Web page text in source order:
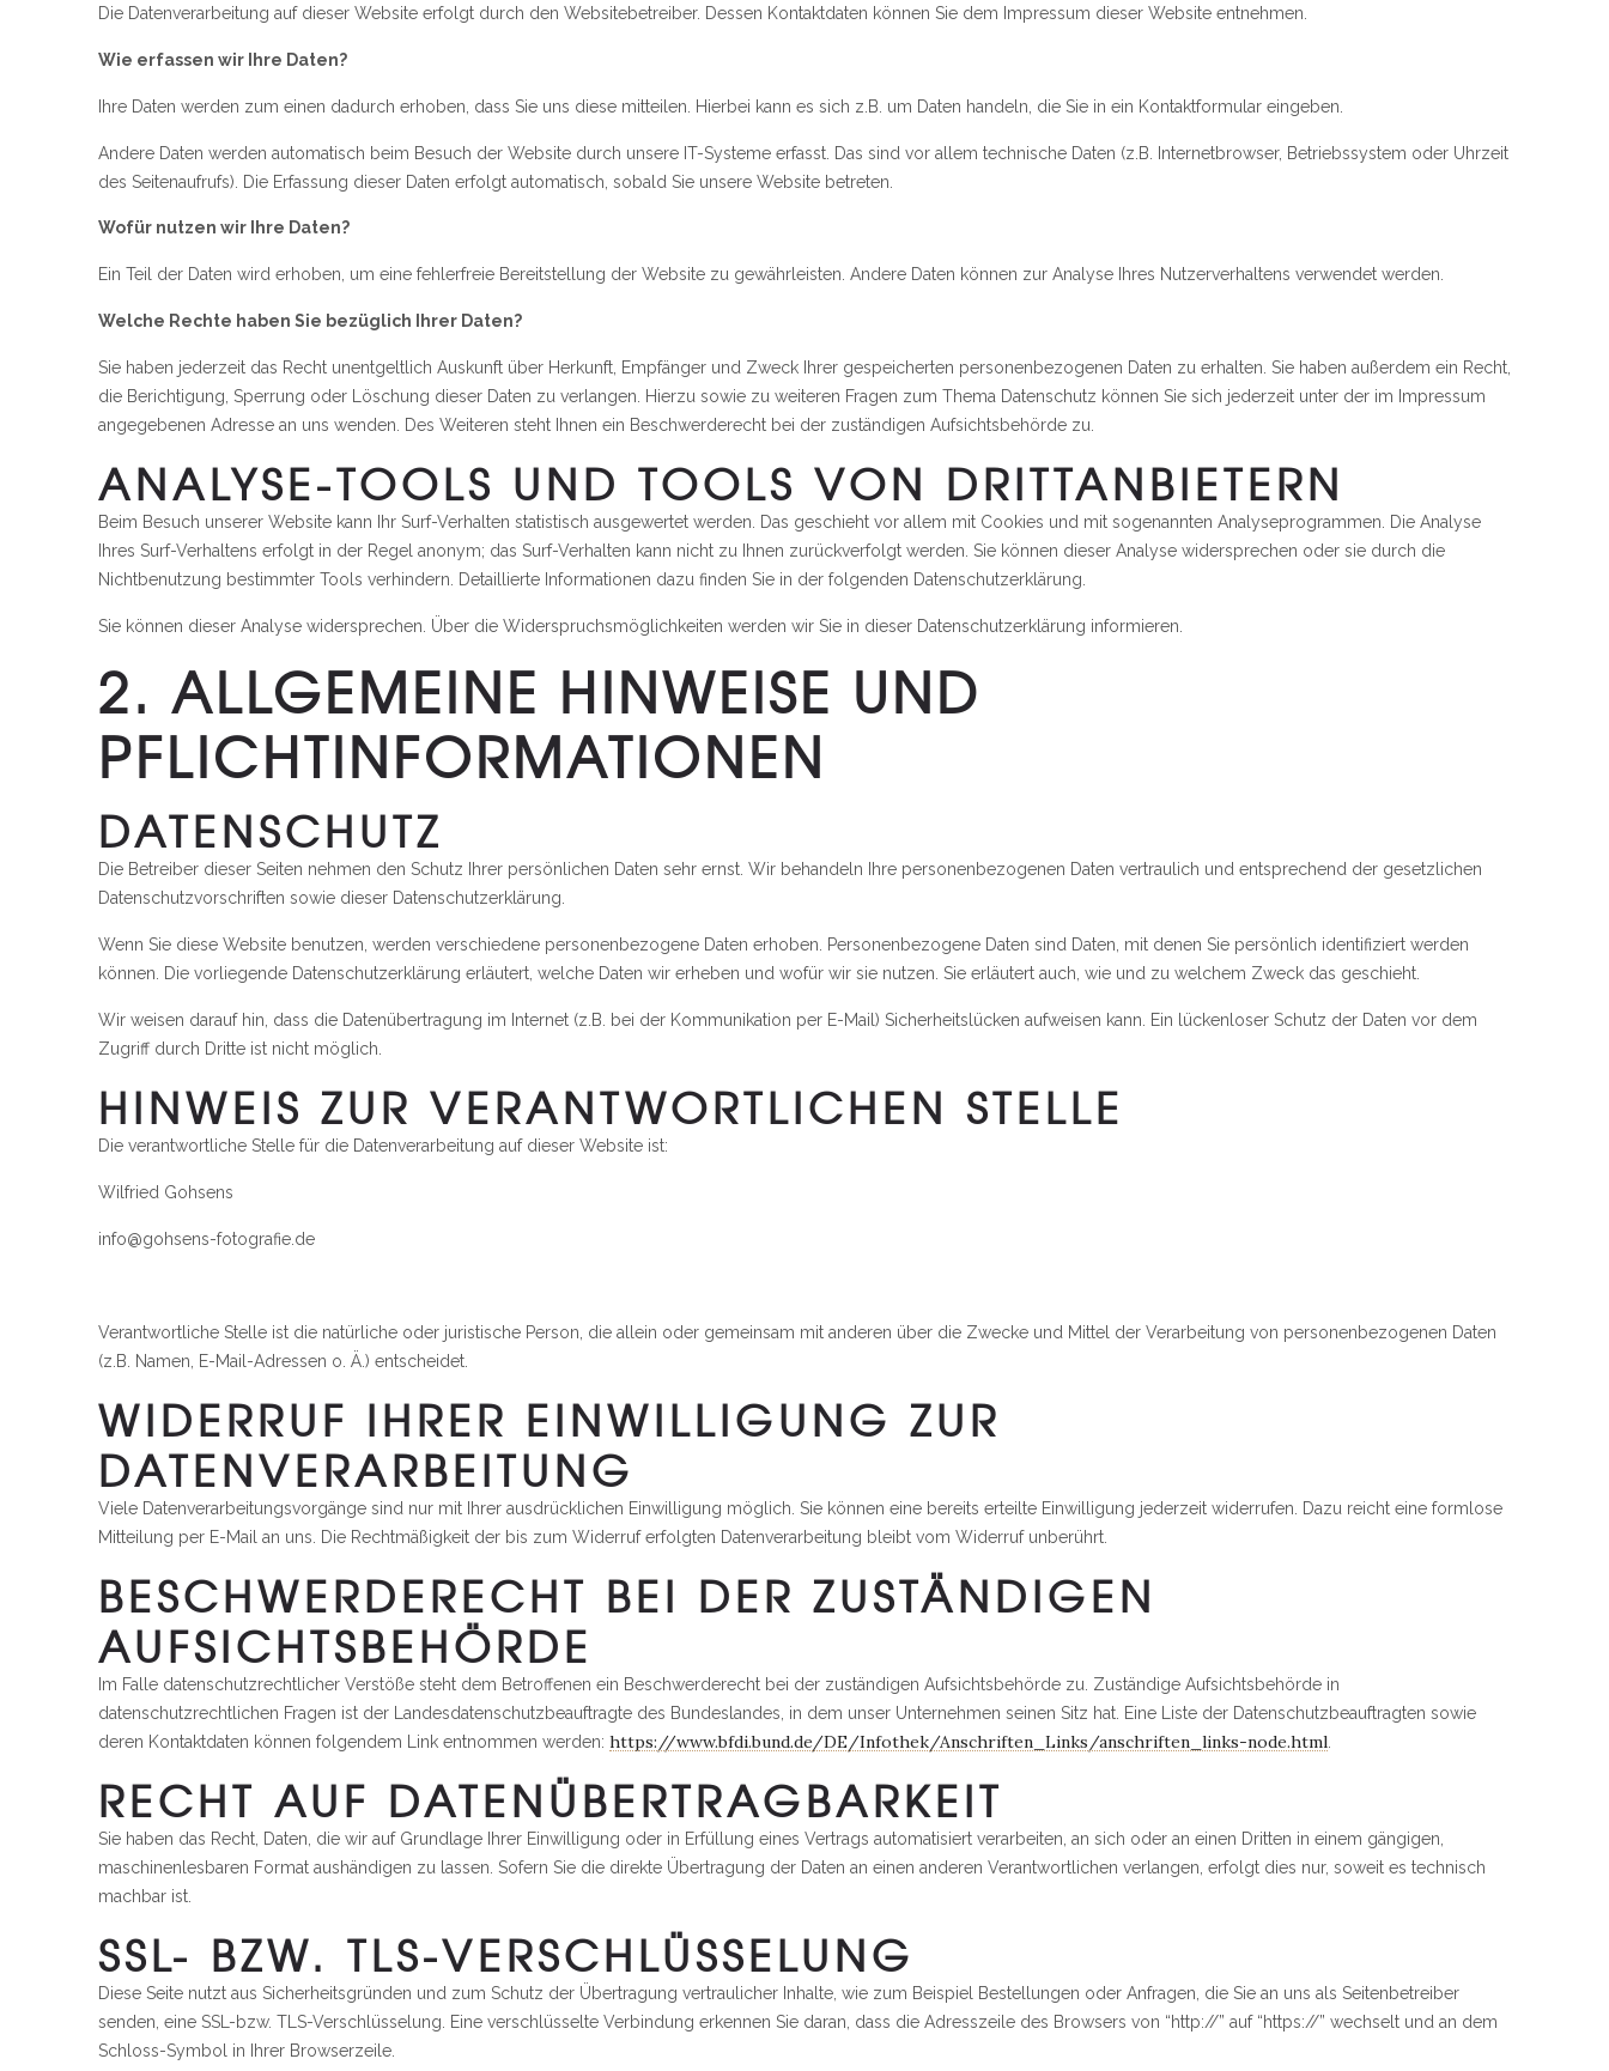
Die Datenverarbeitung auf dieser Website erfolgt durch den Websitebetreiber. Dessen Kontaktdaten können Sie dem Impressum dieser Website entnehmen.
Wie erfassen wir Ihre Daten?
Ihre Daten werden zum einen dadurch erhoben, dass Sie uns diese mitteilen. Hierbei kann es sich z.B. um Daten handeln, die Sie in ein Kontaktformular eingeben.
Andere Daten werden automatisch beim Besuch der Website durch unsere IT-Systeme erfasst. Das sind vor allem technische Daten (z.B. Internetbrowser, Betriebssystem oder Uhrzeit
des Seitenaufrufs). Die Erfassung dieser Daten erfolgt automatisch, sobald Sie unsere Website betreten.
Wofür nutzen wir Ihre Daten?
Ein Teil der Daten wird erhoben, um eine fehlerfreie Bereitstellung der Website zu gewährleisten. Andere Daten können zur Analyse Ihres Nutzerverhaltens verwendet werden.
Welche Rechte haben Sie bezüglich Ihrer Daten?
Sie haben jederzeit das Recht unentgeltlich Auskunft über Herkunft, Empfänger und Zweck Ihrer gespeicherten personenbezogenen Daten zu erhalten. Sie haben außerdem ein Recht,
die Berichtigung, Sperrung oder Löschung dieser Daten zu verlangen. Hierzu sowie zu weiteren Fragen zum Thema Datenschutz können Sie sich jederzeit unter der im Impressum
angegebenen Adresse an uns wenden. Des Weiteren steht Ihnen ein Beschwerderecht bei der zuständigen Aufsichtsbehörde zu.
ANALYSE-TOOLS UND TOOLS VON DRITTANBIETERN
Beim Besuch unserer Website kann Ihr Surf-Verhalten statistisch ausgewertet werden. Das geschieht vor allem mit Cookies und mit sogenannten Analyseprogrammen. Die Analyse
Ihres Surf-Verhaltens erfolgt in der Regel anonym; das Surf-Verhalten kann nicht zu Ihnen zurückverfolgt werden. Sie können dieser Analyse widersprechen oder sie durch die
Nichtbenutzung bestimmter Tools verhindern. Detaillierte Informationen dazu finden Sie in der folgenden Datenschutzerklärung.
Sie können dieser Analyse widersprechen. Über die Widerspruchsmöglichkeiten werden wir Sie in dieser Datenschutzerklärung informieren.
2. ALLGEMEINE HINWEISE UND
PFLICHTINFORMATIONEN
DATENSCHUTZ
Die Betreiber dieser Seiten nehmen den Schutz Ihrer persönlichen Daten sehr ernst. Wir behandeln Ihre personenbezogenen Daten vertraulich und entsprechend der gesetzlichen
Datenschutzvorschriften sowie dieser Datenschutzerklärung.
Wenn Sie diese Website benutzen, werden verschiedene personenbezogene Daten erhoben. Personenbezogene Daten sind Daten, mit denen Sie persönlich identifiziert werden
können. Die vorliegende Datenschutzerklärung erläutert, welche Daten wir erheben und wofür wir sie nutzen. Sie erläutert auch, wie und zu welchem Zweck das geschieht.
Wir weisen darauf hin, dass die Datenübertragung im Internet (z.B. bei der Kommunikation per E-Mail) Sicherheitslücken aufweisen kann. Ein lückenloser Schutz der Daten vor dem
Zugriff durch Dritte ist nicht möglich.
HINWEIS ZUR VERANTWORTLICHEN STELLE
Die verantwortliche Stelle für die Datenverarbeitung auf dieser Website ist:
Wilfried Gohsens
info@gohsens-fotografie.de
Verantwortliche Stelle ist die natürliche oder juristische Person, die allein oder gemeinsam mit anderen über die Zwecke und Mittel der Verarbeitung von personenbezogenen Daten
(z.B. Namen, E-Mail-Adressen o. Ä.) entscheidet.
WIDERRUF IHRER EINWILLIGUNG ZUR
DATENVERARBEITUNG
Viele Datenverarbeitungsvorgänge sind nur mit Ihrer ausdrücklichen Einwilligung möglich. Sie können eine bereits erteilte Einwilligung jederzeit widerrufen. Dazu reicht eine formlose
Mitteilung per E-Mail an uns. Die Rechtmäßigkeit der bis zum Widerruf erfolgten Datenverarbeitung bleibt vom Widerruf unberührt.
BESCHWERDERECHT BEI DER ZUSTÄNDIGEN
AUFSICHTSBEHÖRDE
Im Falle datenschutzrechtlicher Verstöße steht dem Betroffenen ein Beschwerderecht bei der zuständigen Aufsichtsbehörde zu. Zuständige Aufsichtsbehörde in
datenschutzrechtlichen Fragen ist der Landesdatenschutzbeauftragte des Bundeslandes, in dem unser Unternehmen seinen Sitz hat. Eine Liste der Datenschutzbeauftragten sowie
deren Kontaktdaten können folgendem Link entnommen werden: https://www.bfdi.bund.de/DE/Infothek/Anschriften_Links/anschriften_links-node.html
RECHT AUF DATENÜBERTRAGBARKEIT
Sie haben das Recht, Daten, die wir auf Grundlage Ihrer Einwilligung oder in Erfüllung eines Vertrags automatisiert verarbeiten, an sich oder an einen Dritten in einem gängigen,
maschinenlesbaren Format aushändigen zu lassen. Sofern Sie die direkte Übertragung der Daten an einen anderen Verantwortlichen verlangen, erfolgt dies nur, soweit es technisch
machbar ist.
SSL- BZW. TLS-VERSCHLÜSSELUNG
Diese Seite nutzt aus Sicherheitsgründen und zum Schutz der Übertragung vertraulicher Inhalte, wie zum Beispiel Bestellungen oder Anfragen, die Sie an uns als Seitenbetreiber
senden, eine SSL-bzw. TLS-Verschlüsselung. Eine verschlüsselte Verbindung erkennen Sie daran, dass die Adresszeile des Browsers von “http://” auf “https://” wechselt und an dem
Schloss-Symbol in Ihrer Browserzeile.